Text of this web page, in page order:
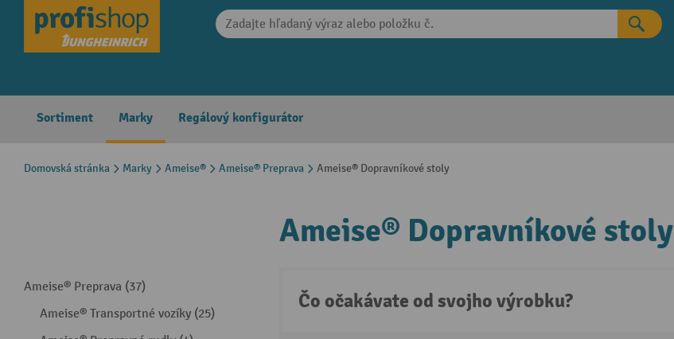
Skip to main navigation
Sortiment Marky Regálový konfigurátor
Domovská stránka Marky Ameise® Ameise® Preprava Ameise® Dopravníkové stoly
Ameise® Preprava (37)
Ameise® Transportné vozíky (25)
Ameise® Dopravníkové stoly
Čo očakávate od svojho výrobku?